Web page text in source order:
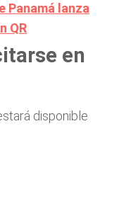
Panamá lanza
QR
en
disponible